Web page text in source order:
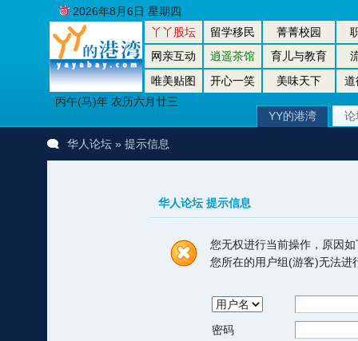
丫丫股坛 留学移民 菁菁校园
网亲互动
逍遥茶馆 育儿与教育
唯美贴图
开心一笑 美味天下
道
丙午(马)年 农历六月廿三
2026年8月6日 星期四
YY的港湾 论
华人论坛» 提示信息
华人论坛 提示信息
您无权进行当前操作，原因如
您所在的用户组(游客)无法进
密码